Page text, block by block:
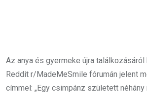
Az anya és gyermeke újra
Reddit r/MadeMeSmile fórumán jelent
címmel: „Egy csimpánz született néhány